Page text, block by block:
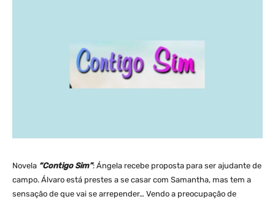
Novela “Contigo Sim”: Ángela recebe proposta para ser ajudante de
campo. Álvaro está prestes a se casar com Samantha, mas tem a
sensação de que vai se arrepender… Vendo a preocupação de